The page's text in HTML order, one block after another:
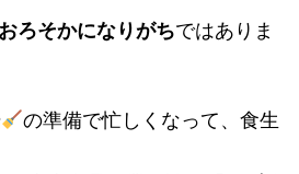
ろそかになりがちではありま
の準備で忙しくなって、食生